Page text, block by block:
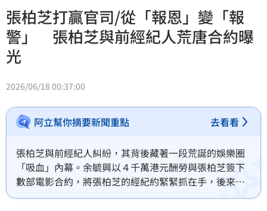
張柏芝打贏官司/從「報恩」變「報
警」 張柏芝與前經紀人荒唐合約曝
光
2026/06/18 00:37:00
阿立幫你摘要新聞重點 去看看
張柏芝與前經紀人糾紛，其背後藏著一段荒誕的娛樂圈
「吸血」內幕。余毓興以４千萬港元酬勞與張柏芝簽下
數部電影合約，將張柏芝的經紀約緊緊抓在手，後來公
司倒閉，包括張柏芝等其旗下藝人渾然不知，還在傻傻